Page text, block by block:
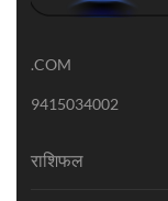
.COM
9415034002
राशिफल